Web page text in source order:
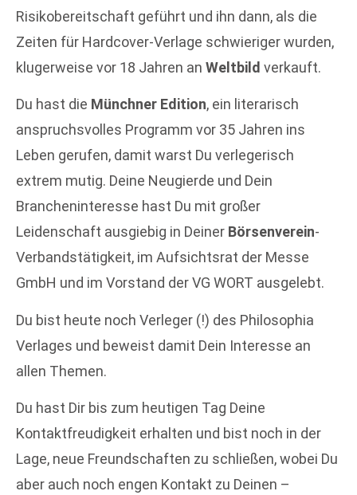
Risikobereitschaft geführt und ihn dann, als die
Zeiten für Hardcover-Verlage schwieriger wurden,
klugerweise vor 18 Jahren an Weltbild verkauft.
Du hast die Münchner Edition, ein literarisch
anspruchsvolles Programm vor 35 Jahren ins
Leben gerufen, damit warst Du verlegerisch
extrem mutig. Deine Neugierde und Dein
Brancheninteresse hast Du mit großer
Leidenschaft ausgiebig in Deiner Börsenverein-
Verbandstätigkeit, im Aufsichtsrat der Messe
GmbH und im Vorstand der VG WORT ausgelebt.
Du bist heute noch Verleger (!) des Philosophia
Verlages und beweist damit Dein Interesse an
allen Themen.
Du hast Dir bis zum heutigen Tag Deine
Kontaktfreudigkeit erhalten und bist noch in der
Lage, neue Freundschaften zu schließen, wobei Du
aber auch noch engen Kontakt zu Deinen –